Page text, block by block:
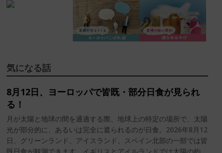
気になる話
8月12日、ヨーロッパで皆既・部分日食が見られ
る！
月が太陽と地球の間を通過する際、地球上の特定の場所で、太陽
光が部分的に、あるいは完全に遮られるのが日食。2026年8月12
日、グリーンランド、アイスランド、スペイン北部の一部では皆